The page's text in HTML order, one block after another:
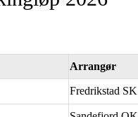
Arrangør
Fredrikstad SK